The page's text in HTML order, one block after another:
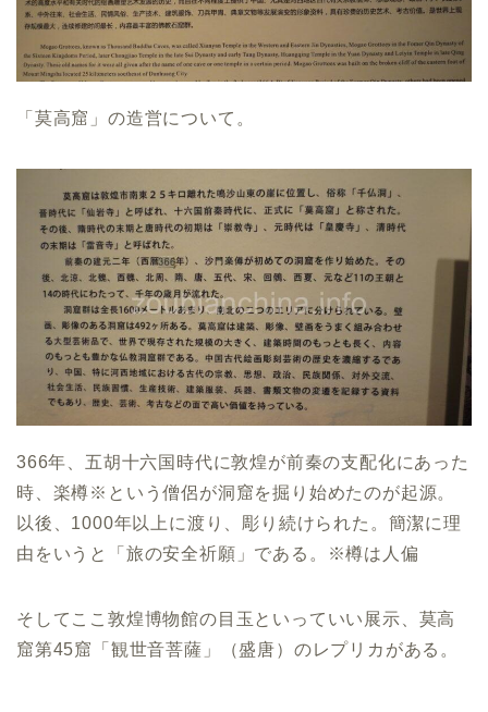
「莫高窟」の造営について。
366年、五胡十六国時代に敦煌が前秦の支配化にあった
時、楽樽※という僧侶が洞窟を掘り始めたのが起源。
以後、1000年以上に渡り、彫り続けられた。簡潔に理
由をいうと「旅の安全祈願」である。※樽は人偏
そしてここ敦煌博物館の目玉といっていい展示、莫高
窟第45窟「観世音菩薩」（盛唐）のレプリカがある。